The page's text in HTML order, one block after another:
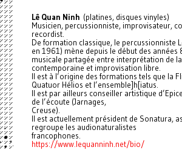
Lê Quan Ninh (platines, disques vinyles)
Musicien, percussionniste, improvisateur,
recordist.
De formation classique, le percussionniste
en 1961) mène depuis le début des années
musicale partagée entre interprétation de
contemporaine et improvisation libre.
Il est à l’origine des formations tels que la
Quatuor Hélios et l’ensemble]h[iatus.
Il est par ailleurs conseiller artistique
de l’écoute (Jarnages,
Creuse).
Il est actuellement président de Sonatura,
regroupe les audionaturalistes
francophones.
https://www.lequanninh.net/bio/